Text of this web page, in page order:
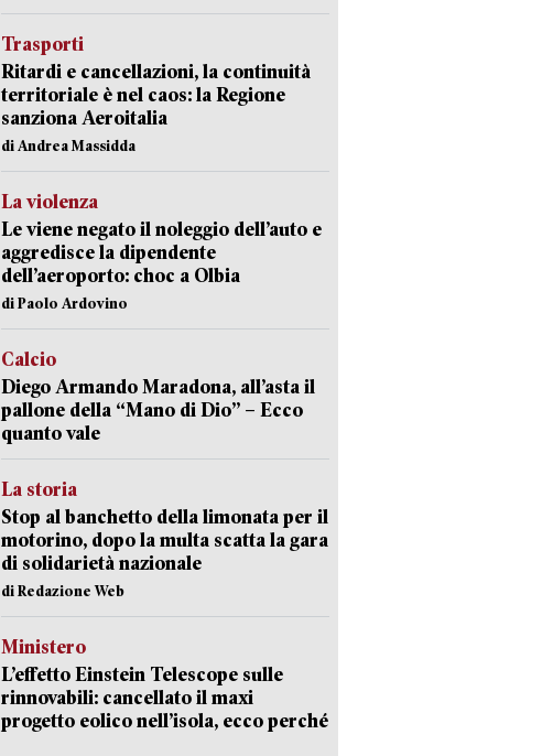
Trasporti
Ritardi e cancellazioni, la continuità
territoriale è nel caos: la Regione
sanziona Aeroitalia
di Andrea Massidda
La violenza
Le viene negato il noleggio dell’auto e
aggredisce la dipendente
dell’aeroporto: choc a Olbia
di Paolo Ardovino
Calcio
Diego Armando Maradona, all’asta il
pallone della “Mano di Dio” – Ecco
quanto vale
La storia
Stop al banchetto della limonata per il
motorino, dopo la multa scatta la gara
di solidarietà nazionale
di Redazione Web
Ministero
L’effetto Einstein Telescope sulle
rinnovabili: cancellato il maxi
progetto eolico nell’isola, ecco perché